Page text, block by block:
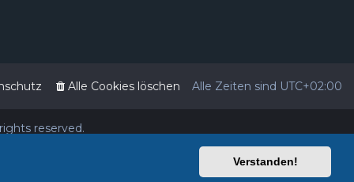
Verstanden!
Alle Zeiten sind UTC+02:00
Alle Cookies löschen
reserved.